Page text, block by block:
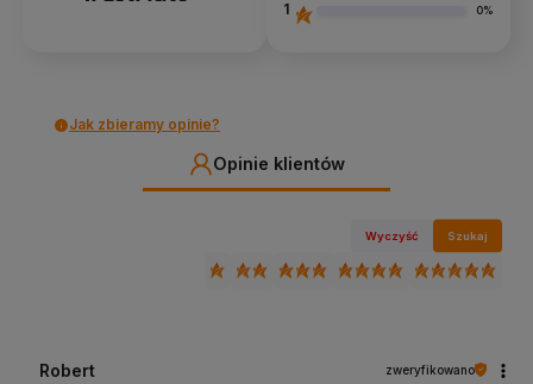
1 0%
Jak zbieramy opinie?
Opinie klientów
Wyczyść Szukaj
Robert zweryfikowano